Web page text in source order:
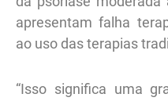
apresentam falha
ao uso das terapias
“Isso significa uma